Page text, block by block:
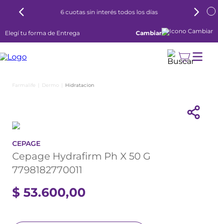
6 cuotas sin interés todos los días
Elegí tu forma de Entrega Cambiar
Dermo Hidratacion
CEPAGE
Cepage Hydrafirm Ph X 50 G
7798182770011
$ 53.600,00